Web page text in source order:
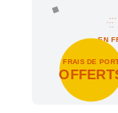
EN
FRAIS DE